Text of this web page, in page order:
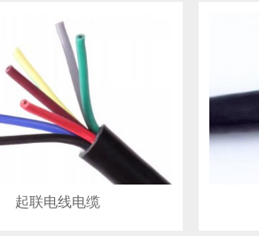
起联电线电缆